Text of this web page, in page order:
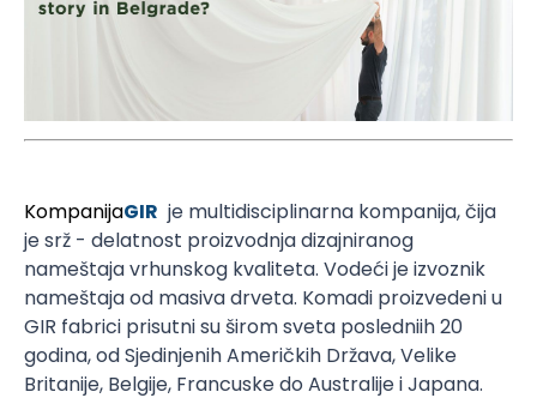
KompanijaGIR je multidisciplinarna kompanija, čija
je srž - delatnost proizvodnja dizajniranog
nameštaja vrhunskog kvaliteta. Vodeći je izvoznik
nameštaja od masiva drveta. Komadi proizvedeni u
GIR fabrici prisutni su širom sveta posledniih 20
godina, od Sjedinjenih Američkih Država, Velike
Britanije, Belgije, Francuske do Australije i Japana.